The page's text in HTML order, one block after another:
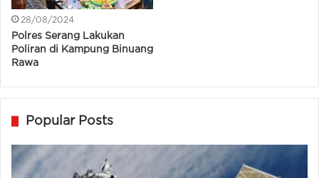
28/08/2024
Polres Serang Lakukan
Poliran di Kampung Binuang
Rawa
Popular Posts